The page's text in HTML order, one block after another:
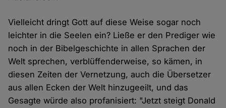
Vielleicht dringt Gott auf diese Weise sogar noch
leichter in die Seelen ein? Ließe er den Prediger wie
noch in der Bibelgeschichte in allen Sprachen der
Welt sprechen, verblüffenderweise, so kämen, in
diesen Zeiten der Vernetzung, auch die Übersetzer
aus allen Ecken der Welt hinzugeeilt, und das
Gesagte würde also profanisiert: "Jetzt steigt Donald